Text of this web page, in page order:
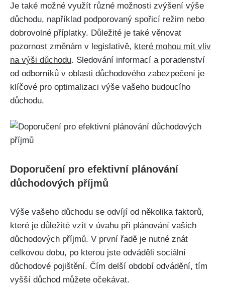
Je také možné využít různé možnosti zvýšení výše
důchodu, například podporovaný spořicí režim nebo
dobrovolné příplatky. Důležité je také věnovat
pozornost změnám v legislativě, které mohou mít vliv
na výši důchodu. Sledování informací a poradenství
od odborníků v oblasti důchodového zabezpečení je
klíčové pro optimalizaci výše vašeho budoucího
důchodu.
Doporučení pro efektivní plánování
důchodových příjmů
Výše vašeho důchodu se odvíjí od několika faktorů,
které je důležité vzít v úvahu při plánování vašich
důchodových příjmů. V první řadě je nutné znát
celkovou dobu, po kterou jste odváděli sociální
důchodové pojištění. Čím delší období odvádění, tím
vyšší důchod můžete očekávat.